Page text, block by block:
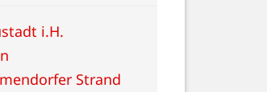
i.H.
Strand